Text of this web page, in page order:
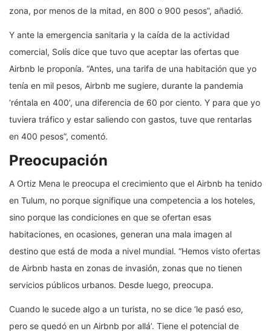
zona, por menos de la mitad, en 800 o 900 pesos”, añadió.
Y ante la emergencia sanitaria y la caída de la actividad
comercial, Solís dice que tuvo que aceptar las ofertas que
Airbnb le proponía. “Antes, una tarifa de una habitación que yo
tenía en mil pesos, Airbnb me sugiere, durante la pandemia
‘réntala en 400’, una diferencia de 60 por ciento. Y para que yo
tuviera tráfico y estar saliendo con gastos, tuve que rentarlas
en 400 pesos”, comentó.
Preocupación
A Ortiz Mena le preocupa el crecimiento que el Airbnb ha tenido
en Tulum, no porque signifique una competencia a los hoteles,
sino porque las condiciones en que se ofertan esas
habitaciones, en ocasiones, generan una mala imagen al
destino que está de moda a nivel mundial. “Hemos visto ofertas
de Airbnb hasta en zonas de invasión, zonas que no tienen
servicios públicos urbanos. Desde luego, preocupa.
Cuando le sucede algo a un turista, no se dice ‘le pasó eso,
pero se quedó en un Airbnb por allá’. Tiene el potencial de